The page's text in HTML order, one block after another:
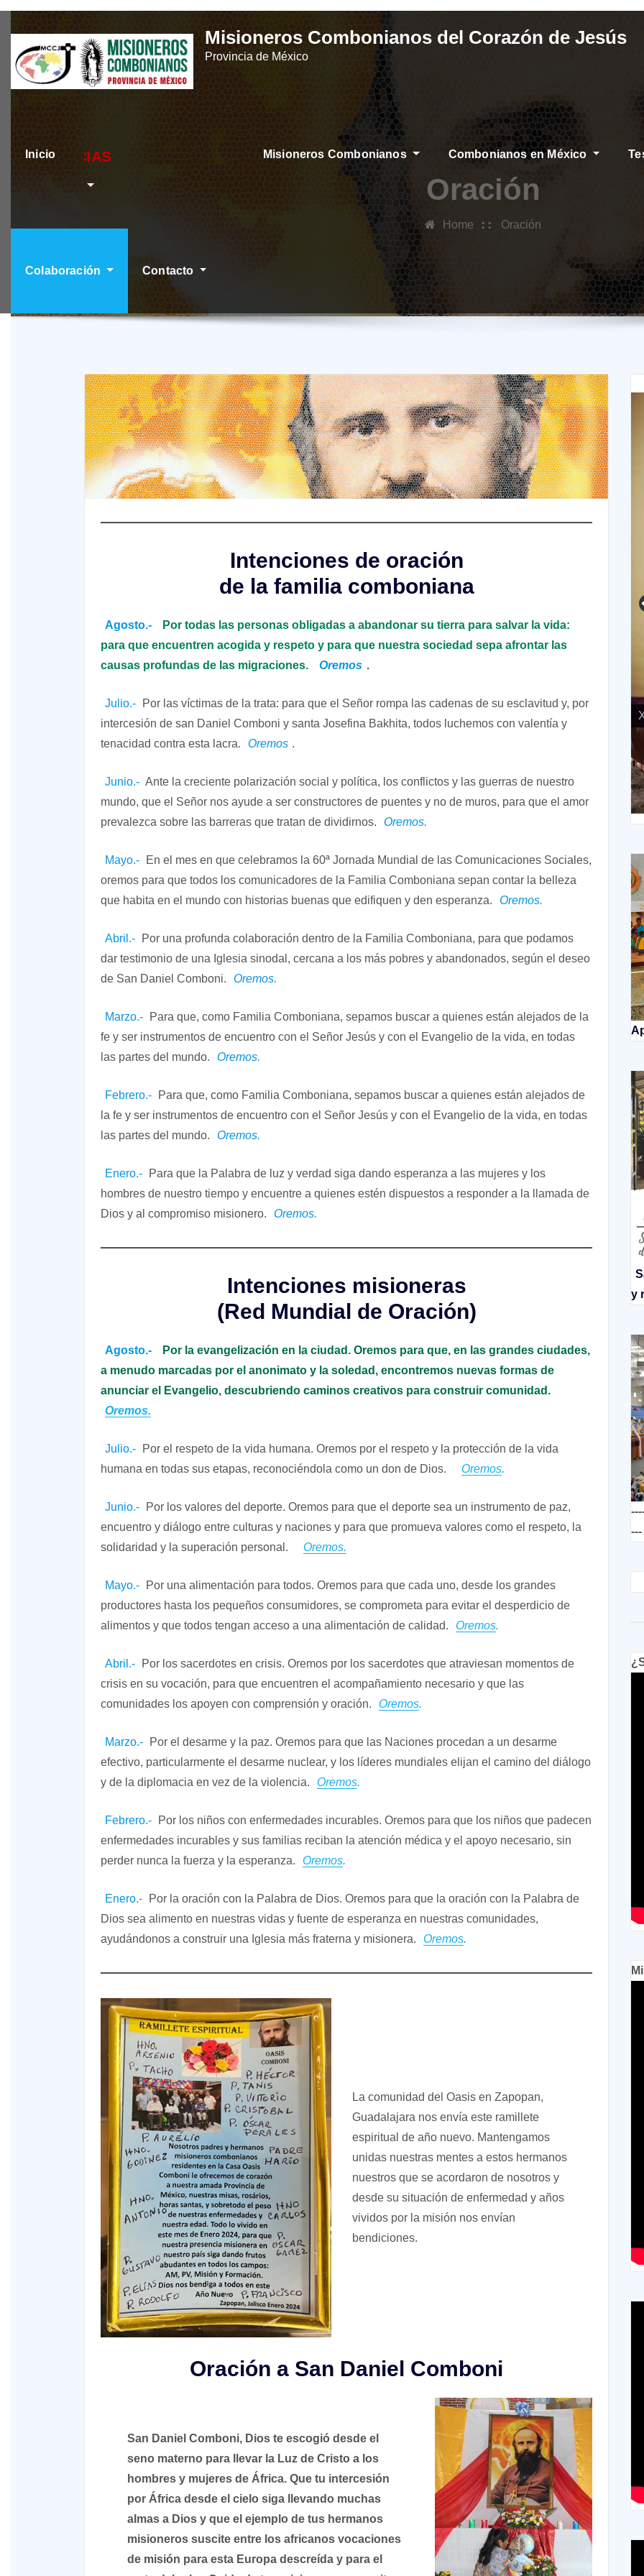
Skip
content
Misioneros Combonianos del Corazón de Jesús
Provincia de México
Inicio ÚLTIMAS NOTICIASMisioneros Combonianos Combonianos en México
Colaboración Contacto
Oración
Home Oración
Intenciones de oración
de la familia comboniana
Agosto.-
Por todas las personas obligadas a abandonar su tierra para salvar la vida:
para que encuentren acogida y respeto y para que nuestra sociedad sepa afrontar las
causas profundas de las migraciones.
Oremos .
Julio.-
Por las víctimas de la trata: para que el Señor rompa las cadenas de su esclavitud y, por
intercesión de san Daniel Comboni y santa Josefina Bakhita, todos luchemos con valentía y
tenacidad contra esta lacra.
Oremos .
Junio.- Ante la creciente polarización social y política, los conflictos y las guerras de nuestro
mundo, que el Señor nos ayude a ser constructores de puentes y no de muros, para que el amor
prevalezca sobre las barreras que tratan de dividirnos.
Oremos.
Mayo.-
En el mes en que celebramos la 60ª Jornada Mundial de las Comunicaciones Sociales,
oremos para que todos los comunicadores de la Familia Comboniana sepan contar la belleza
que habita en el mundo con historias buenas que edifiquen y den esperanza.
Oremos.
Abril.-
Por una profunda colaboración dentro de la Familia Comboniana, para que podamos
dar testimonio de una Iglesia sinodal, cercana a los más pobres y abandonados, según el deseo
de San Daniel Comboni.
Oremos.
Marzo.-
Para que, como Familia Comboniana, sepamos buscar a quienes están alejados de la
fe y ser instrumentos de encuentro con el Señor Jesús y con el Evangelio de la vida, en todas
las partes del mundo.
Oremos.
Febrero.-
Para que, como Familia Comboniana, sepamos buscar a quienes están alejados de
la fe y ser instrumentos de encuentro con el Señor Jesús y con el Evangelio de la vida, en todas
las partes del mundo.
Oremos.
Enero.-
Para que la Palabra de luz y verdad siga dando esperanza a las mujeres y los
hombres de nuestro tiempo y encuentre a quienes estén dispuestos a responder a la llamada de
Dios y al compromiso misionero.
Oremos.
Intenciones misioneras
(Red Mundial de Oración)
Agosto.-
Por la evangelización en la ciudad. Oremos para que, en las grandes ciudades,
a menudo marcadas por el anonimato y la soledad, encontremos nuevas formas de
anunciar el Evangelio, descubriendo caminos creativos para construir comunidad.
Oremos.
Julio.-
Por el respeto de la vida humana. Oremos por el respeto y la protección de la vida
humana en todas sus etapas, reconociéndola como un don de Dios.
Oremos.
Junio.-
Por los valores del deporte. Oremos para que el deporte sea un instrumento de paz,
encuentro y diálogo entre culturas y naciones y para que promueva valores como el respeto, la
solidaridad y la superación personal.
Oremos.
Mayo.-
Por una alimentación para todos. Oremos para que cada uno, desde los grandes
productores hasta los pequeños consumidores, se comprometa para evitar el desperdicio de
alimentos y que todos tengan acceso a una alimentación de calidad.
Oremos.
Abril.-
Por los sacerdotes en crisis. Oremos por los sacerdotes que atraviesan momentos de
crisis en su vocación, para que encuentren el acompañamiento necesario y que las
comunidades los apoyen con comprensión y oración.
Oremos.
Marzo.-
Por el desarme y la paz. Oremos para que las Naciones procedan a un desarme
efectivo, particularmente el desarme nuclear, y los líderes mundiales elijan el camino del diálogo
y de la diplomacia en vez de la violencia.
Oremos.
Febrero.-
Por los niños con enfermedades incurables. Oremos para que los niños que padecen
enfermedades incurables y sus familias reciban la atención médica y el apoyo necesario, sin
perder nunca la fuerza y la esperanza.
Oremos.
Enero.-
Por la oración con la Palabra de Dios. Oremos para que la oración con la Palabra de
Dios sea alimento en nuestras vidas y fuente de esperanza en nuestras comunidades,
ayudándonos a construir una Iglesia más fraterna y misionera.
Oremos.
La comunidad del Oasis en Zapopan,
Guadalajara nos envía este ramillete
espiritual de año nuevo. Mantengamos
unidas nuestras mentes a estos hermanos
nuestros que se acordaron de nosotros y
desde su situación de enfermedad y años
vividos por la misión nos envían
bendiciones.
Oración a San Daniel Comboni
San Daniel Comboni, Dios te escogió desde el
seno materno para llevar la Luz de Cristo a los
hombres y mujeres de África. Que tu intercesión
por África desde el cielo siga llevando muchas
almas a Dios y que el ejemplo de tus hermanos
misioneros suscite entre los africanos vocaciones
de misión para esta Europa descreída y para el
XIV Domingo ordinario. Año A
y
---